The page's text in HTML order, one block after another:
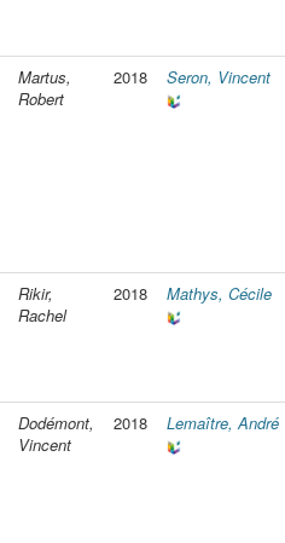
Martus,
Robert
2018 Seron, Vincent
Rikir,
Rachel
2018 Mathys, Cécile
Dodémont,
Vincent
2018 Lemaître, André